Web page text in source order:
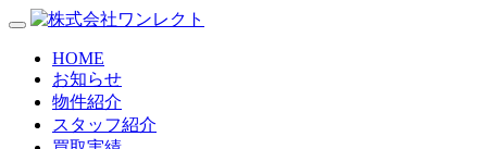
HOME
お知らせ
物件紹介
スタッフ紹介